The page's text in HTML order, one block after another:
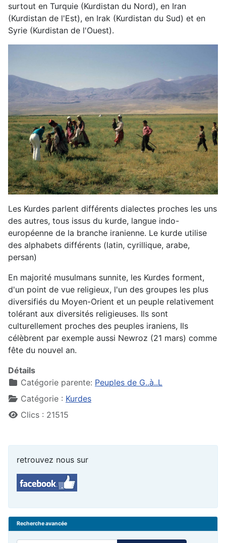
surtout en Turquie (Kurdistan du Nord), en Iran
(Kurdistan de l'Est), en Irak (Kurdistan du Sud) et en
Syrie (Kurdistan de l'Ouest).
Les Kurdes parlent différents dialectes proches les uns
des autres, tous issus du kurde, langue indo-
européenne de la branche iranienne. Le kurde utilise
des alphabets différents (latin, cyrillique, arabe,
persan)
En majorité musulmans sunnite, les Kurdes forment,
d'un point de vue religieux, l'un des groupes les plus
diversifiés du Moyen-Orient et un peuple relativement
tolérant aux diversités religieuses. Ils sont
culturellement proches des peuples iraniens, Ils
célèbrent par exemple aussi Newroz (21 mars) comme
fête du nouvel an.
Détails
Catégorie parente: Peuples de G..à..L
Catégorie : Kurdes
Clics : 21515
retrouvez nous sur
Recherche avancée